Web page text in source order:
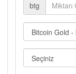
btg